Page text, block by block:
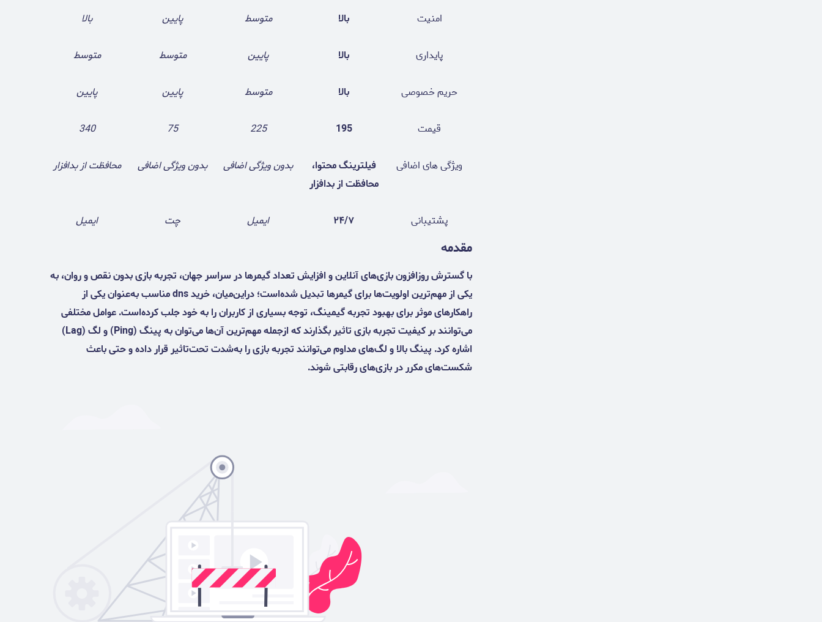
امنیت بالا متوسط پایین بالا
پایداری بالا پایین متوسط متوسط
حریم خصوصی بالا متوسط پایین پایین
قیمت 195
225
75
340
ویژگی های اضافی
فیلترینگ محتوا،
محافظت از بدافزار
بدون ویژگی اضافی بدون ویژگی اضافی محافظت از بدافزار
پشتیبانی ۲۴/۷ ایمیل چت ایمیل
مقدمه
با گسترش روزافزون بازی‌های آنلاین و افزایش تعداد گیمرها در سراسر جهان، تجربه‌ بازی بدون نقص و روان، به
یکی از مهم‌ترین اولویت‌ها برای گیمرها تبدیل شده‌است؛ دراین‌میان، خرید dns مناسب به‌عنوان یکی از
راهکارهای موثر برای بهبود تجربه گیمینگ، توجه بسیاری از کاربران را به خود جلب کرده‌است. عوامل مختلفی
می‌توانند بر کیفیت تجربه بازی تاثیر بگذارند که ازجمله مهم‌ترین آن‌ها می‌توان به پینگ (Ping) و لگ (Lag)
اشاره کرد. پینگ بالا و لگ‌های مداوم می‌توانند تجربه بازی را به‌شدت تحت‌تاثیر قرار داده و حتی باعث
شکست‌های مکرر در بازی‌های رقابتی شوند.